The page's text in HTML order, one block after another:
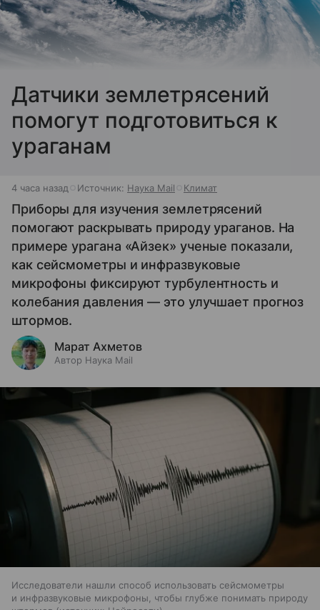
Датчики землетрясений
помогут подготовиться к
ураганам
4 часа назад Источник: Наука Mail Климат
Приборы для изучения землетрясений
помогают раскрывать природу ураганов. На
примере урагана «Айзек» ученые показали,
как сейсмометры и инфразвуковые
микрофоны фиксируют турбулентность и
колебания давления — это улучшает прогноз
штормов.
Марат Ахметов
Автор Наука Mail
Исследователи нашли способ использовать сейсмометры
и инфразвуковые микрофоны, чтобы глубже понимать природу